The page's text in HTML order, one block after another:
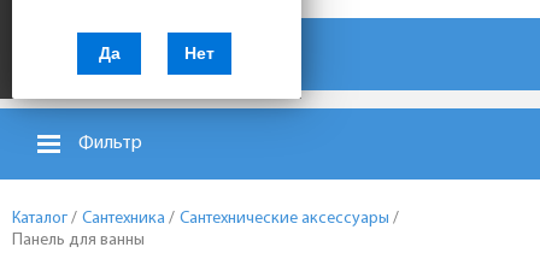
Да Нет
Каталог товаров
Фильтр
Каталог / Сантехника / Сантехнические аксессуары /
Панель для ванны